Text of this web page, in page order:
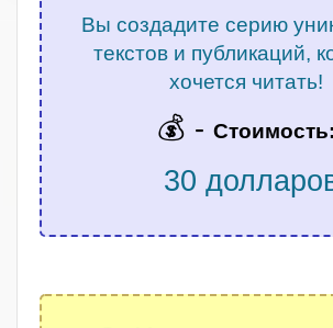
Вы создадите серию
текстов и публикаций,
хочется читать!
💰 - Стоимость:
30